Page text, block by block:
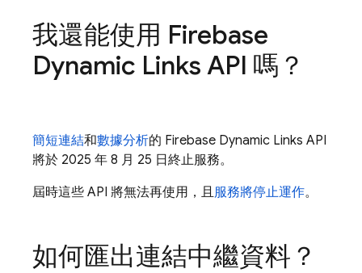
我還能使用 Firebase
Dynamic Links API 嗎？
簡短連結和數據分析的 Firebase Dynamic Links API
將於 2025 年 8 月 25 日終止服務。
屆時這些 API 將無法再使用，且 服務將停止運作。
如何匯出連結中繼資料？